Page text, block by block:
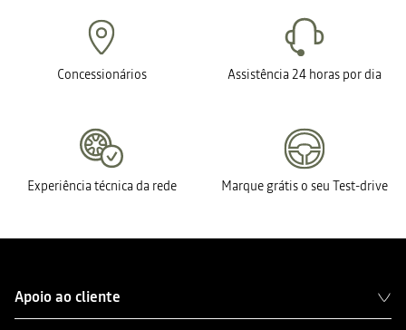
Concessionários Assistência 24 horas por dia
Experiência técnica da rede Marque grátis o seu Test-drive
Apoio ao cliente